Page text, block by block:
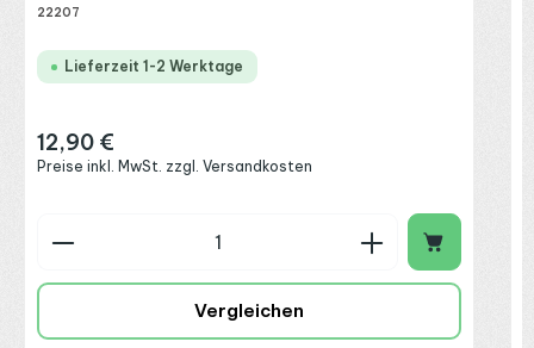
22207
Lieferzeit 1-2 Werktage
Regulärer Preis:
12,90 €
Preise inkl. MwSt. zzgl. Versandkosten
Produkt Anzahl: Gib den gewünschten Wert
Vergleichen